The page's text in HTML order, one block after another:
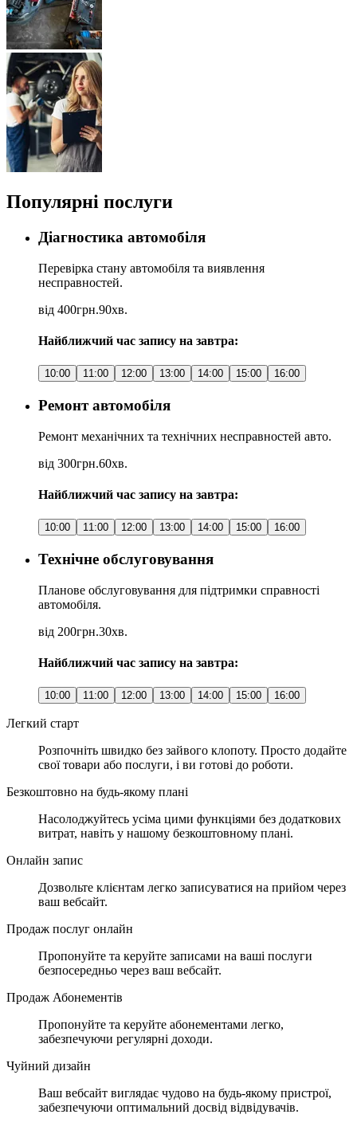
Популярні послуги
Діагностика автомобіля
Перевірка стану автомобіля та виявлення
несправностей.
від 400грн.90хв.
Найближчий час запису на завтра:
10:00 11:00 12:00 13:00 14:00 15:00 16:00
Ремонт автомобіля
Ремонт механічних та технічних несправностей авто.
від 300грн.60хв.
Найближчий час запису на завтра:
10:00 11:00 12:00 13:00 14:00 15:00 16:00
Технічне обслуговування
Планове обслуговування для підтримки справності
автомобіля.
від 200грн.30хв.
Найближчий час запису на завтра:
10:00 11:00 12:00 13:00 14:00 15:00 16:00
Легкий старт
Розпочніть швидко без зайвого клопоту. Просто додайте
свої товари або послуги, і ви готові до роботи.
Безкоштовно на будь-якому плані
Насолоджуйтесь усіма цими функціями без додаткових
витрат, навіть у нашому безкоштовному плані.
Онлайн запис
Дозвольте клієнтам легко записуватися на прийом через
ваш вебсайт.
Продаж послуг онлайн
Пропонуйте та керуйте записами на ваші послуги
безпосередньо через ваш вебсайт.
Продаж Абонементів
Пропонуйте та керуйте абонементами легко,
забезпечуючи регулярні доходи.
Чуйний дизайн
Ваш вебсайт виглядає чудово на будь-якому пристрої,
забезпечуючи оптимальний досвід відвідувачів.